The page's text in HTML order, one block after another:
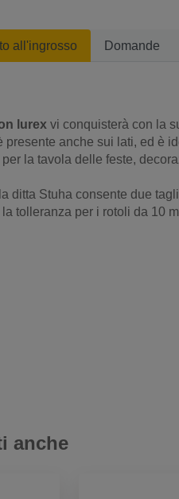
all'ingrosso Domande
lurex vi conquisterà con la
presente anche sui lati, ed è
la tavola delle feste,
ditta Stuha consente due
tolleranza per i rotoli da 10
anche